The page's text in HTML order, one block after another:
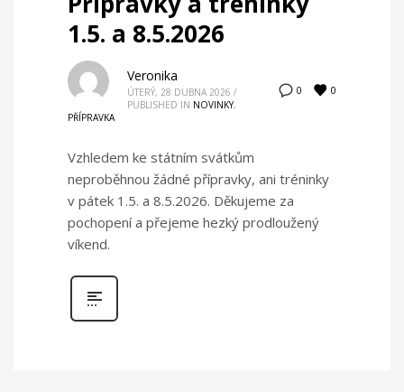
1.5. a 8.5.2026
0 0
Veronika
ÚTERÝ, 28 DUBNA 2026 /
PUBLISHED IN NOVINKY,
PŘÍPRAVKA
Vzhledem ke státním svátkům
neproběhnou žádné přípravky, ani tréninky
v pátek 1.5. a 8.5.2026. Děkujeme za
pochopení a přejeme hezký prodloužený
víkend.